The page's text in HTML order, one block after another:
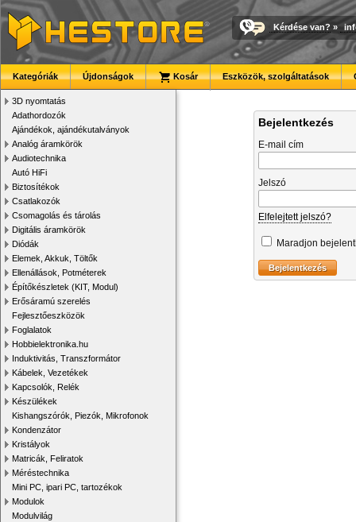
Kérdése van? »
Kategóriák Újdonságok Kosár Eszközök, szolgáltatások
3D nyomtatás
Adathordozók
Ajándékok, ajándékutalványok
Analóg áramkörök
Audiotechnika
Autó HiFi
Biztosítékok
Csatlakozók
Csomagolás és tárolás
Digitális áramkörök
Diódák
Elemek, Akkuk, Töltők
Ellenállások, Potméterek
Építőkészletek (KIT, Modul)
Erősáramú szerelés
Fejlesztőeszközök
Foglalatok
Hobbielektronika.hu
Induktivitás, Transzformátor
Kábelek, Vezetékek
Kapcsolók, Relék
Készülékek
Kishangszórók, Piezók, Mikrofonok
Kondenzátor
Kristályok
Matricák, Feliratok
Méréstechnika
Mini PC, ipari PC, tartozékok
Modulok
Modulvilág
Bejelentkezés
E-mail cím
Jelszó
Elfelejtett jelszó?
Maradjon